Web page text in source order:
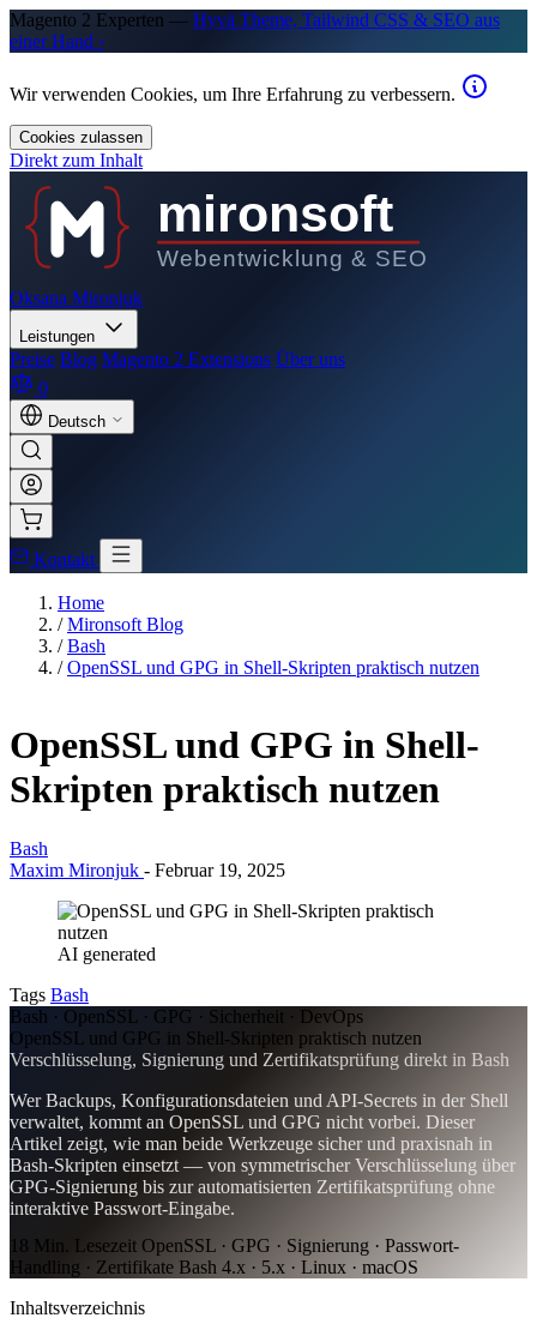
Magento 2 Experten — Hyvä Theme, Tailwind CSS & SEO aus
einer Hand ›
Wir verwenden Cookies, um Ihre Erfahrung zu verbessern.
Cookies zulassen
Direkt zum Inhalt
mironsoft
Webentwicklung & SEO
Oksana Mironjuk
Leistungen
Preise Blog Magento 2 Extensions Über uns
0
Deutsch
Kontakt
Home
/ Mironsoft Blog
/ Bash
/ OpenSSL und GPG in Shell-Skripten praktisch nutzen
OpenSSL und GPG in Shell-
Skripten praktisch nutzen
Bash
Maxim Mironjuk - Februar 19, 2025
AI generated
Tags Bash
Bash · OpenSSL · GPG · Sicherheit · DevOps
OpenSSL und GPG in Shell-Skripten praktisch nutzen
Verschlüsselung, Signierung und Zertifikatsprüfung direkt in Bash
Wer Backups, Konfigurationsdateien und API-Secrets in der Shell
verwaltet, kommt an OpenSSL und GPG nicht vorbei. Dieser
Artikel zeigt, wie man beide Werkzeuge sicher und praxisnah in
Bash-Skripten einsetzt — von symmetrischer Verschlüsselung über
GPG-Signierung bis zur automatisierten Zertifikatsprüfung ohne
interaktive Passwort-Eingabe.
18 Min. Lesezeit OpenSSL · GPG · Signierung · Passwort-
Handling · Zertifikate Bash 4.x · 5.x · Linux · macOS
Inhaltsverzeichnis